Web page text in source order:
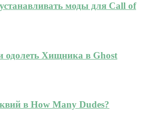
моды для Call of
одолеть Хищника в Ghost
в How Many Dudes?